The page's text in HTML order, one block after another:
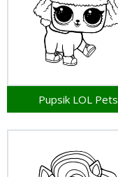
Pupsik LOL Pets